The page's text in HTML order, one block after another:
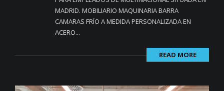
MADRID. MOBILIARIO MAQUINARIA BARRA
CAMARAS FRÍO A MEDIDA PERSONALIZADA EN
ACERO...
READ MORE